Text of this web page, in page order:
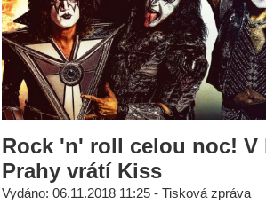
Rock 'n' roll celou noc! V
Prahy vrátí Kiss
Vydáno: 06.11.2018 11:25 - Tisková zpráva